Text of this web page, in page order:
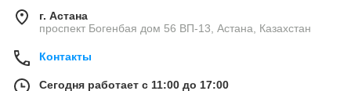
г. Астана
проспект Богенбая дом 56 ВП-13, Астана, Казахстан
Контакты
Сегодня работает с 11:00 до 17:00